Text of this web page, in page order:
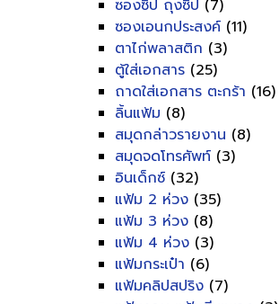
ซองซิป ถุงซิป (7)
ซองเอนกประสงค์ (11)
ตาไก่พลาสติก (3)
ตู้ใส่เอกสาร (25)
ถาดใส่เอกสาร ตะกร้า (16)
ลิ้นแฟ้ม (8)
สมุดกล่าวรายงาน (8)
สมุดจดโทรศัพท์ (3)
อินเด็กซ์ (32)
แฟ้ม 2 ห่วง (35)
แฟ้ม 3 ห่วง (8)
แฟ้ม 4 ห่วง (3)
แฟ้มกระเป๋า (6)
แฟ้มคลิปสปริง (7)